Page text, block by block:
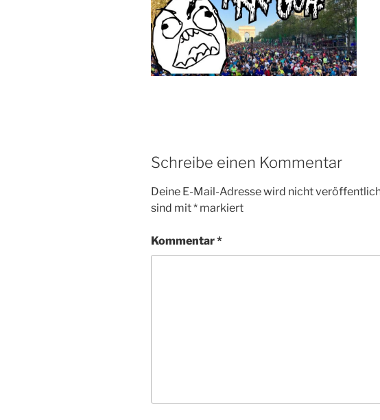
Schreibe einen Kommentar
Deine E-Mail-Adresse wird nicht
sind mit* markiert
Kommentar*